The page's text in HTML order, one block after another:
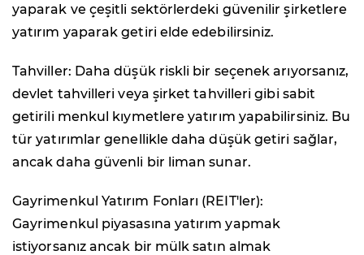
yaparak ve çeşitli sektörlerdeki güvenilir şirketlere
yatırım yaparak getiri elde edebilirsiniz.
Tahviller: Daha düşük riskli bir seçenek arıyorsanız,
devlet tahvilleri veya şirket tahvilleri gibi sabit
getirili menkul kıymetlere yatırım yapabilirsiniz. Bu
tür yatırımlar genellikle daha düşük getiri sağlar,
ancak daha güvenli bir liman sunar.
Gayrimenkul Yatırım Fonları (REIT'ler):
Gayrimenkul piyasasına yatırım yapmak
istiyorsanız ancak bir mülk satın almak